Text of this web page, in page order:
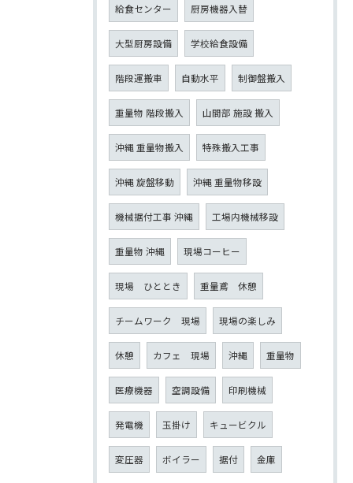
給食センター 厨房機器入替
大型厨房設備 学校給食設備
階段運搬車 自動水平 制御盤搬入
重量物 階段搬入 山間部 施設 搬入
沖縄 重量物搬入 特殊搬入工事
沖縄 旋盤移動 沖縄 重量物移設
機械据付工事 沖縄 工場内機械移設
重量物 沖縄 現場コーヒー
現場 ひととき 重量鳶 休憩
チームワーク 現場 現場の楽しみ
休憩 カフェ 現場 沖縄 重量物
医療機器 空調設備 印刷機械
発電機 玉掛け キュービクル
変圧器 ボイラー 据付 金庫